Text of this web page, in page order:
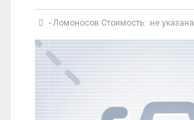
- Ломоносов Стоимость: не указана